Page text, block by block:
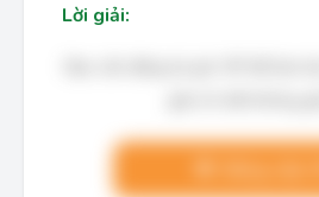
Lời giải: